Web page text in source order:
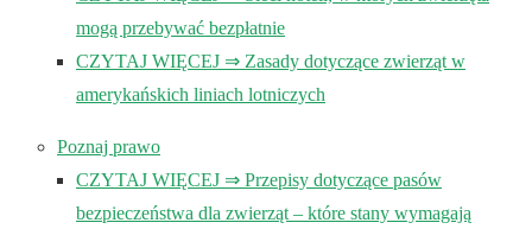
mogą przebywać bezpłatnie
CZYTAJ WIĘCEJ ⇒ Zasady dotyczące zwierząt w
amerykańskich liniach lotniczych
Poznaj prawo
CZYTAJ WIĘCEJ ⇒ Przepisy dotyczące pasów
bezpieczeństwa dla zwierząt – które stany wymagają